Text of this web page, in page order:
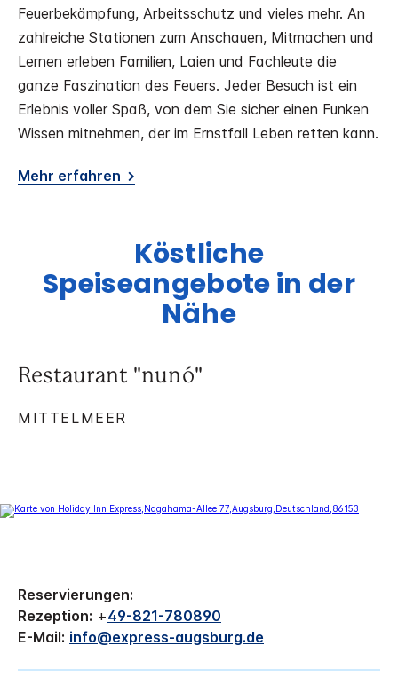
Feuerbekämpfung, Arbeitsschutz und vieles mehr. An
zahlreiche Stationen zum Anschauen, Mitmachen und
Lernen erleben Familien, Laien und Fachleute die
ganze Faszination des Feuers. Jeder Besuch ist ein
Erlebnis voller Spaß, von dem Sie sicher einen Funken
Wissen mitnehmen, der im Ernstfall Leben retten kann.
Mehr erfahren
Köstliche
Speiseangebote in der
Nähe
Restaurant "nunó"
MITTELMEER
Reservierungen:
Rezeption: +49-821-780890
E-Mail: info@express-augsburg.de